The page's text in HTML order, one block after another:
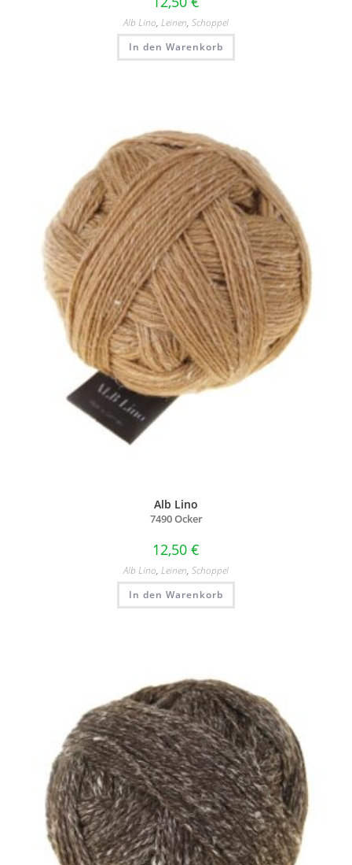
Alb Lino, Leinen, Schoppel
In den Warenkorb
Alb Lino
7490 Ocker
12,50 €
Alb Lino, Leinen, Schoppel
In den Warenkorb